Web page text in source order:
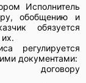
Исполнитель
обобщению и
обязуется
регулируется
документами:
договору